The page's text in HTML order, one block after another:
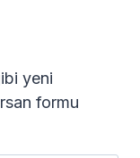
yeni
formu